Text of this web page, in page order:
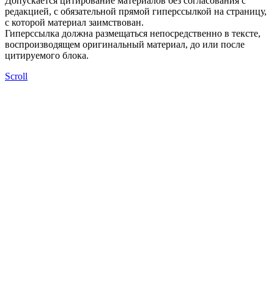
редакцией, с обязательной прямой гиперссылкой на страницу,
с которой материал заимствован.
Гиперссылка должна размещаться непосредственно в тексте,
воспроизводящем оригинальный материал, до или после
цитируемого блока.
Scroll